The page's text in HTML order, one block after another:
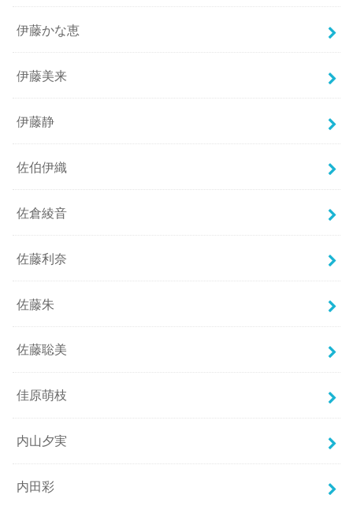
伊藤かな恵
伊藤美来
伊藤静
佐伯伊織
佐倉綾音
佐藤利奈
佐藤朱
佐藤聡美
佳原萌枝
内山夕実
内田彩